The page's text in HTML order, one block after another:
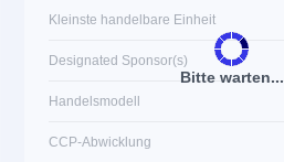
Bitte warten...
Kleinste handelbare Einheit
Designated Sponsor(s)
Handelsmodell
CCP-Abwicklung